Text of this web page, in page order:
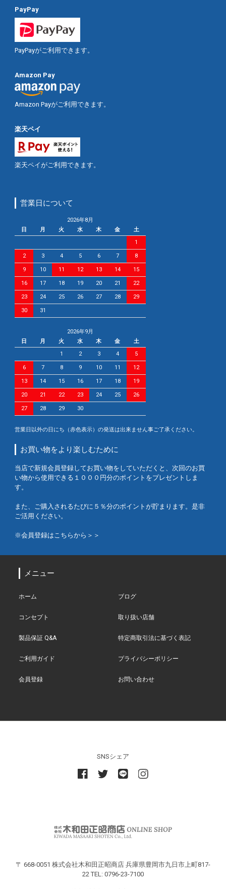
PayPay
PayPayがご利用できます。
Amazon Pay
Amazon Payがご利用できます。
楽天ペイ
楽天ペイがご利用できます。
営業日について
2026年8月
日
月 火 水 木 金
土
1
2 3 4 5 6 7 8
9 10 11 12 13 14 15
16 17 18 19 20 21 22
23 24 25 26 27 28 29
30 31
2026年9月
日
月 火 水 木 金
土
1
2 3 4 5
6 7 8 9 10 11 12
13 14 15 16 17 18 19
20 21 22 23 24 25 26
27 28 29 30
営業日以外の日にち（赤色表示）の発送は出来ません事ご了承ください。
お買い物をより楽しむために
当店で新規会員登録してお買い物をしていただくと、次回のお買
い物から使用できる１０００円分のポイントをプレゼントしま
す。
また、ご購入されるたびに５％分のポイントが貯まります。是非
ご活用ください。
※会員登録はこちらから＞＞
メニュー
ホーム ブログ
コンセプト 取り扱い店舗
製品保証 Q&A 特定商取引法に基づく表記
ご利用ガイド プライバシーポリシー
会員登録 お問い合わせ
SNSシェア
〒 668-0051 株式会社木和田正昭商店 兵庫県豊岡市九日市上町817-
22 TEL: 0796-23-7100